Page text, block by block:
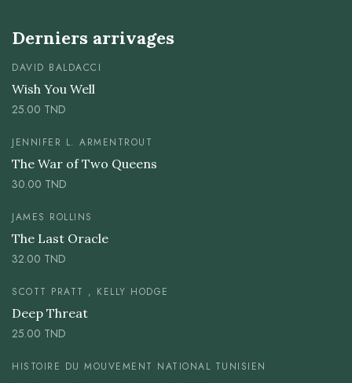
Derniers arrivages
DAVID BALDACCI
Wish You Well
25.00 TND
JENNIFER L. ARMENTROUT
The War of Two Queens
30.00 TND
JAMES ROLLINS
The Last Oracle
32.00 TND
SCOTT PRATT , KELLY HODGE
Deep Threat
25.00 TND
HISTOIRE DU MOUVEMENT NATIONAL TUNISIEN